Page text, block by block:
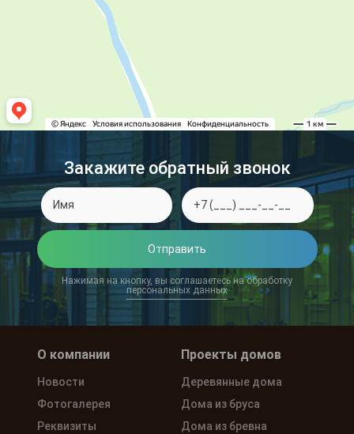
Закажите обратный звонок
Отправить
Нажимая на кнопку, вы соглашаетесь на обработку
персональных данных
О компании
Новости
Фотогалерея
Реквизиты
Проекты домов
Деревянные дома
Дома из бруса
Дома из бревна